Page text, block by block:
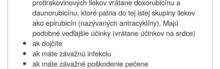
protirakovinových liekov vrátane doxorubicínu a
daunorubicínu, ktoré patria do tej istej skupiny liekov
ako epirubicín (nazývaných antracyklíny). Majú
podobné vedľajšie účinky (vrátane účinkov na srdce)
ak dojčíte
ak máte závažnú infekciu
ak máte závažné poškodenie pečene